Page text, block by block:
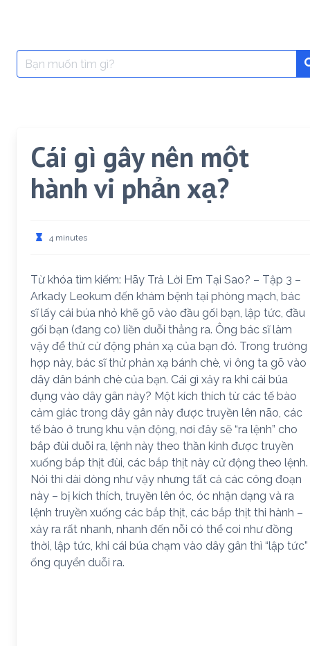
Search
for:
Cái gì gây nên một
hành vi phản xạ?
4 minutes
Từ khóa tìm kiếm: Hãy Trả Lời Em Tại Sao? – Tập 3 –
Arkady Leokum đến khám bệnh tại phòng mạch, bác
sĩ lấy cái búa nhỏ khẽ gõ vào đầu gối bạn, lập tức, đầu
gối bạn (đang co) liền duỗi thẳng ra. Ông bác sĩ làm
vậy để thử cử động phản xạ của bạn đó. Trong trường
hợp này, bác sĩ thử phản xạ bánh chè, vì ông ta gõ vào
dây dân bánh chè của bạn. Cái gì xảy ra khi cái búa
đụng vào dây gân này? Một kích thích từ các tế bào
cảm giác trong dây gân này được truyền lên não, các
tế bào ở trung khu vận động, nơi đây sẽ “ra lệnh” cho
bắp đùi duỗi ra, lệnh này theo thần kinh được truyền
xuống bắp thịt đùi, các bắp thịt này cử động theo lệnh.
Nói thì dài dòng như vậy nhưng tất cả các công đoạn
này – bị kích thích, truyền lên óc, óc nhận dạng và ra
lệnh truyền xuống các bắp thịt, các bắp thịt thi hành –
xảy ra rất nhanh, nhanh đến nỗi có thể coi như đồng
thời, lập tức, khi cái búa chạm vào dây gân thì “lập tức”
ống quyển duỗi ra.